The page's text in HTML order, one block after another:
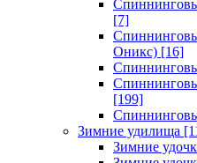
[7]
Оникс) [16]
[199]
Зимние удилища
Зимние